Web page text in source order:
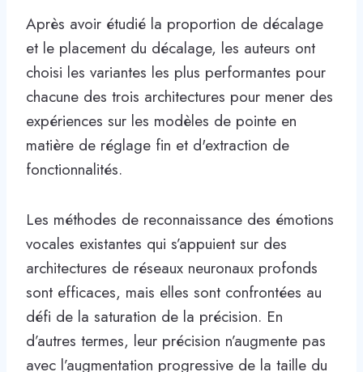
Après avoir étudié la proportion de décalage
et le placement du décalage, les auteurs ont
choisi les variantes les plus performantes pour
chacune des trois architectures pour mener des
expériences sur les modèles de pointe en
matière de réglage fin et d'extraction de
fonctionnalités.
Les méthodes de reconnaissance des émotions
vocales existantes qui s’appuient sur des
architectures de réseaux neuronaux profonds
sont efficaces, mais elles sont confrontées au
défi de la saturation de la précision. En
d’autres termes, leur précision n’augmente pas
avec l’augmentation progressive de la taille du